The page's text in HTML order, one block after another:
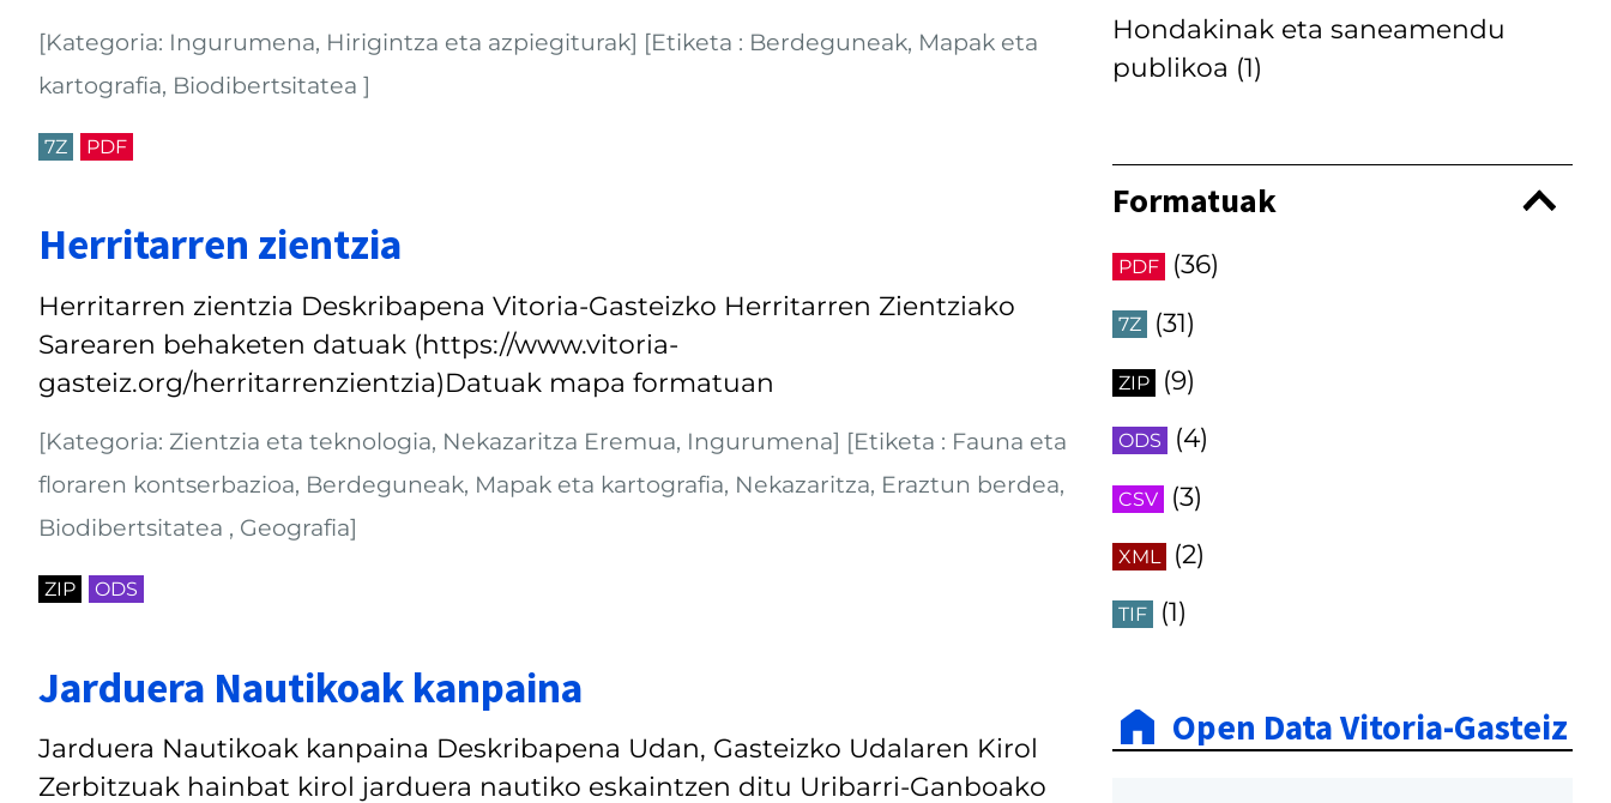
[Kategoria: Ingurumena, Hirigintza eta azpiegiturak] [Etiketa : Berdeguneak, Mapak eta
kartografia, Biodibertsitatea ]
7Z PDF
Herritarren zientzia
Herritarren zientzia Deskribapena Vitoria-Gasteizko Herritarren Zientziako
Sarearen behaketen datuak (https://www.vitoria-
gasteiz.org/herritarrenzientzia)Datuak mapa formatuan
[Kategoria: Zientzia eta teknologia, Nekazaritza Eremua, Ingurumena] [Etiketa : Fauna eta
floraren kontserbazioa, Berdeguneak, Mapak eta kartografia, Nekazaritza, Eraztun berdea,
Biodibertsitatea , Geografia]
ZIP ODS
Jarduera Nautikoak kanpaina
Jarduera Nautikoak kanpaina Deskribapena Udan, Gasteizko Udalaren Kirol
Zerbitzuak hainbat kirol jarduera nautiko eskaintzen ditu Uribarri-Ganboako
Hondakinak eta saneamendu
publikoa (1)
Formatuak
PDF (36)
7Z (31)
ZIP (9)
ODS (4)
CSV (3)
XML (2)
TIF (1)
Open Data Vitoria-Gasteiz